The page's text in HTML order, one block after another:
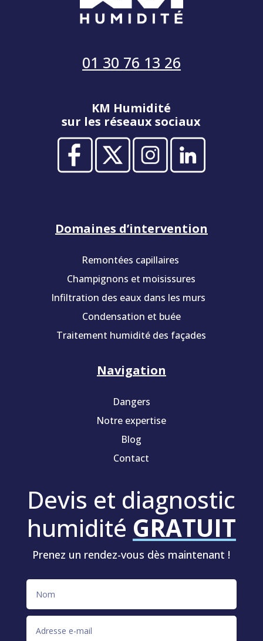
01 30 76 13 26
KM Humidité
sur les réseaux sociaux
Domaines d’intervention
Remontées capillaires
Champignons et moisissures
Infiltration des eaux dans les murs
Condensation et buée
Traitement humidité des façades
Navigation
Dangers
Notre expertise
Blog
Contact
Devis et diagnostic
humidité GRATUIT
Prenez un rendez-vous dès maintenant !